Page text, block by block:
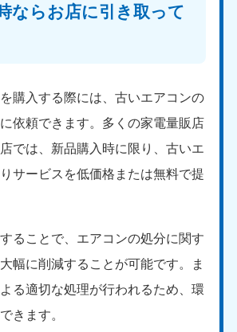
ならお店に引き取って
購入する際には、古いエアコンの
依頼できます。多くの家電量販店
では、新品購入時に限り、古いエ
サービスを低価格または無料で提
ることで、エアコンの処分に関す
幅に削減することが可能です。ま
る適切な処理が行われるため、環
きます。
無休
宮崎県
無休
沖縄県
050-1880-9887
9:00〜19:00 年中無休